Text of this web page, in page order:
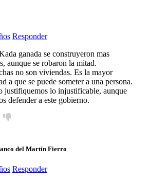
Responder
ganada se construyeron mas
aunque se robaron la mitad.
no son viviendas. Es la mayor
a que se puede someter a una persona.
justifiquemos lo injustificable, aunque
defender a este gobierno.
del Martín Fierro
Responder